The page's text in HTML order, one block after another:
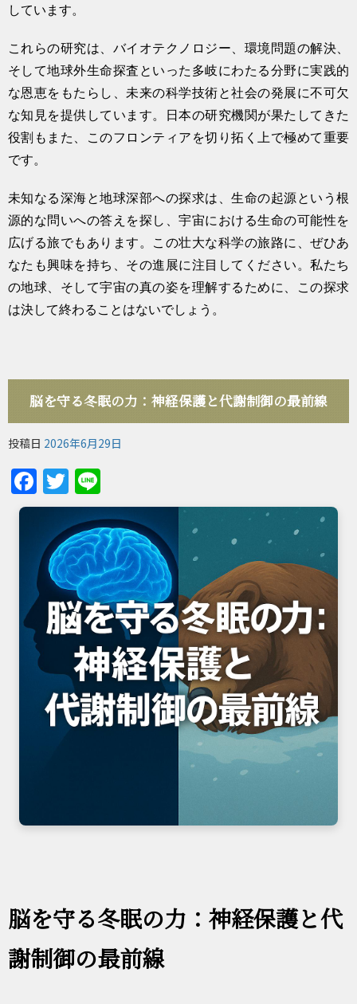
しています。
これらの研究は、バイオテクノロジー、環境問題の解決、
そして地球外生命探査といった多岐にわたる分野に実践的
な恩恵をもたらし、未来の科学技術と社会の発展に不可欠
な知見を提供しています。日本の研究機関が果たしてきた
役割もまた、このフロンティアを切り拓く上で極めて重要
です。
未知なる深海と地球深部への探求は、生命の起源という根
源的な問いへの答えを探し、宇宙における生命の可能性を
広げる旅でもあります。この壮大な科学の旅路に、ぜひあ
なたも興味を持ち、その進展に注目してください。私たち
の地球、そして宇宙の真の姿を理解するために、この探求
は決して終わることはないでしょう。
脳を守る冬眠の力：神経保護と代謝制御の最前線
投稿日 2026年6月29日
Facebook
Twitter
脳を守る冬眠の力：神経保護と代
謝制御の最前線